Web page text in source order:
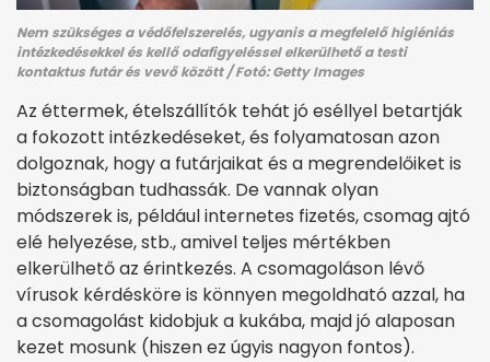
Nem szükséges a védőfelszerelés, ugyanis a megfelelő higiéniás
intézkedésekkel és kellő odafigyeléssel elkerülhető a testi
kontaktus futár és vevő között / Fotó: Getty Images
Az éttermek, ételszállítók tehát jó eséllyel betartják
a fokozott intézkedéseket, és folyamatosan azon
dolgoznak, hogy a futárjaikat és a megrendelőiket is
biztonságban tudhassák. De vannak olyan
módszerek is, például internetes fizetés, csomag ajtó
elé helyezése, stb., amivel teljes mértékben
elkerülhető az érintkezés. A csomagoláson lévő
vírusok kérdésköre is könnyen megoldható azzal, ha
a csomagolást kidobjuk a kukába, majd jó alaposan
kezet mosunk (hiszen ez úgyis nagyon fontos).